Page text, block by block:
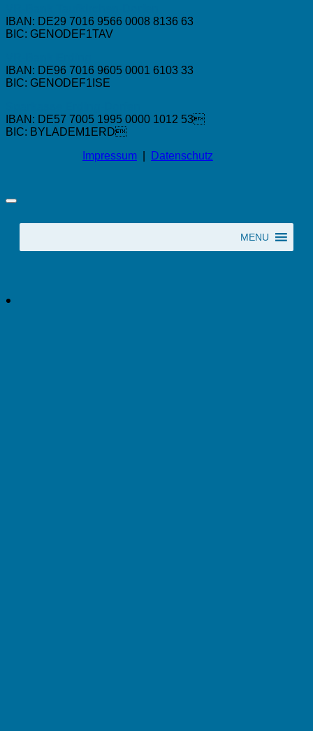
IBAN: DE29 7016 9566 0008 8136 63
BIC: GENODEF1TAV
IBAN: DE96 7016 9605 0001 6103 33
BIC: GENODEF1ISE
IBAN: DE57 7005 1995 0000 1012 53
BIC: BYLADEM1ERD
Impressum
Datenschutz
MENU